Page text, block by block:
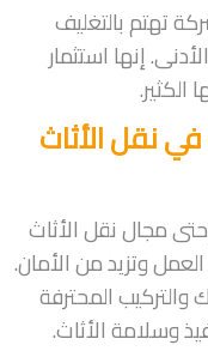
تهتم بالتغليف
إنها استثمار
نقل الأثاث
مجال نقل الأثاث
وتزيد من الأمان.
المحترفة
وسلامة الأثاث.